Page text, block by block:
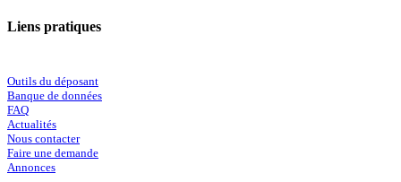
Liens pratiques
Outils du déposant
Banque de données
FAQ
Actualités
Nous contacter
Faire une demande
Annonces